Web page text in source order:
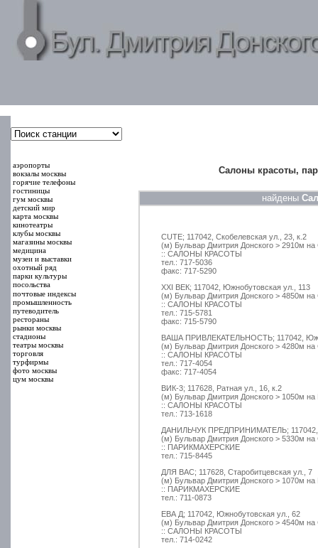
аэропорты
вокзалы москвы
горячие телефоны
гостиницы
гум москвы
детский мир
карта москвы
кинотеатры
клубы москвы
магазины москвы
медицина
музеи и выставки
охотный ряд
парки культуры
посольства
почтовые индексы
промышленность
путеводитель
рестораны
рынки москвы
стадионы
театры москвы
торговля
турфирмы
фото москвы
цум москвы
Салоны красоты,
найдены
CUTE; 117042, Скобелевская ул., 23, к.2
(м) Бульвар Дмитрия Донского > 2910м
:: САЛОНЫ КРАСОТЫ
тел.: 717-5036
факс: 717-5290
XXI ВЕК; 117042, Южнобутовская ул., 113
(м) Бульвар Дмитрия Донского > 4850м
:: САЛОНЫ КРАСОТЫ
тел.: 715-5781
факс: 715-5790
ВАША ПРИВЛЕКАТЕЛЬНОСТЬ; 117042,
(м) Бульвар Дмитрия Донского > 4280м
:: САЛОНЫ КРАСОТЫ
тел.: 717-4054
факс: 717-4054
ВИК-3; 117628, Ратная ул., 16, к.2
(м) Бульвар Дмитрия Донского > 1050м
:: САЛОНЫ КРАСОТЫ
тел.: 713-1618
ДАНИЛЬЧУК ПРЕДПРИНИМАТЕЛЬ; 117042,
(м) Бульвар Дмитрия Донского > 5330м
:: ПАРИКМАХЕРСКИЕ
тел.: 715-8445
ДЛЯ ВАС; 117628, Старобитцевская ул., 7
(м) Бульвар Дмитрия Донского > 1070м
:: ПАРИКМАХЕРСКИЕ
тел.: 711-0873
ЕВА Д; 117042, Южнобутовская ул., 62
(м) Бульвар Дмитрия Донского > 4540м
:: САЛОНЫ КРАСОТЫ
тел.: 714-0242